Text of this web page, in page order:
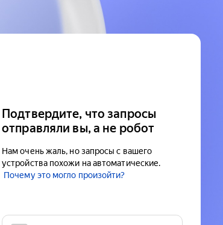
Подтвердите, что запросы
отправляли вы, а не робот
Нам очень жаль, но запросы с вашего
устройства похожи на автоматические.
Почему это могло произойти?